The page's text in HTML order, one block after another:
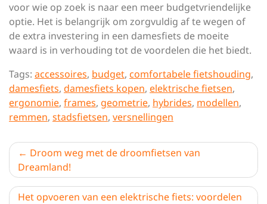
voor wie op zoek is naar een meer budgetvriendelijke
optie. Het is belangrijk om zorgvuldig af te wegen of
de extra investering in een damesfiets de moeite
waard is in verhouding tot de voordelen die het biedt.
Tags: accessoires, budget, comfortabele fietshouding,
damesfiets, damesfiets kopen, elektrische fietsen,
ergonomie, frames, geometrie, hybrides, modellen,
remmen, stadsfietsen, versnellingen
Berichtnavigatie
Droom weg met de droomfietsen van
Dreamland!
Het opvoeren van een elektrische fiets: voordelen